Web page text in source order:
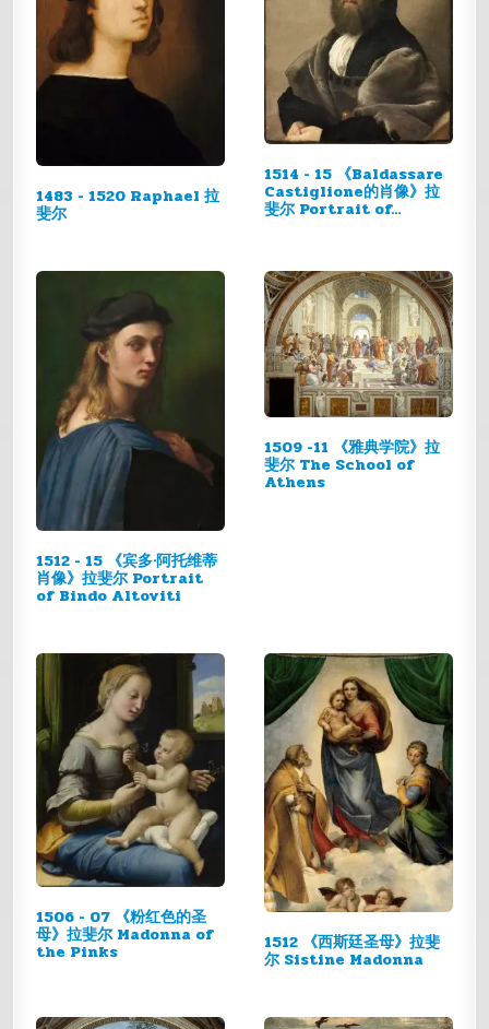
1483 - 1520 Raphael 拉
斐尔
1514 - 15 《Baldassare
Castiglione的肖像》拉
斐尔 Portrait of…
1512 - 15 《宾多·阿托维蒂
肖像》拉斐尔 Portrait
of Bindo Altoviti
1509 -11 《雅典学院》拉
斐尔 The School of
Athens
1506 - 07 《粉红色的圣
母》拉斐尔 Madonna of
the Pinks 1512 《西斯廷圣母》拉斐
尔 Sistine Madonna